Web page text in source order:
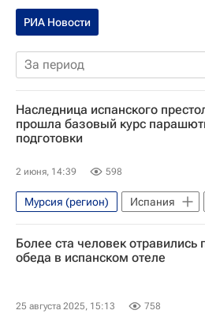
РИА Новости
За период
Наследница испанского
прошла базовый курс
подготовки
2 июня, 14:39 598
Мурсия (регион) Испания
В мире
Более ста человек отравились
обеда в испанском отеле
25 августа 2025, 15:13 758